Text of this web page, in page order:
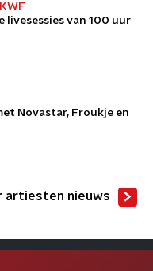
livesessies van 100 uur
Novastar, Froukje en
artiesten nieuws